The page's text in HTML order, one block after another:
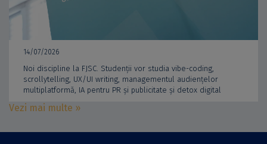
14/07/2026
Noi discipline la FJSC. Studenții vor studia vibe-coding,
scrollytelling, UX/UI writing, managementul audiențelor
multiplatformă, IA pentru PR și publicitate și detox digital
Vezi mai multe »